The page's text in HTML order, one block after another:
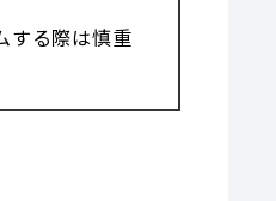
する際は慎重